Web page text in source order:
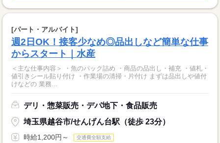
[パート・アルバイト]
週2日OK！接客少なめ◎品出しなど簡単な仕事
からスタート｜水産
＜主な仕事内容＞ ・魚のパック詰め ・商品の品出し・補充 ・値札・
値引きシール貼り付け ・作業場の清掃・片付け まずは品出しや値付
けなどの 業務...
デリ・惣菜販売・デパ地下・食品販売
埼玉県越谷市/せんげん台駅（徒歩 23分）
時給1,200円～ 交通費全額支給